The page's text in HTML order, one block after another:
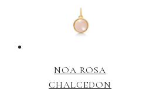
NOA ROSA
CHALCEDON